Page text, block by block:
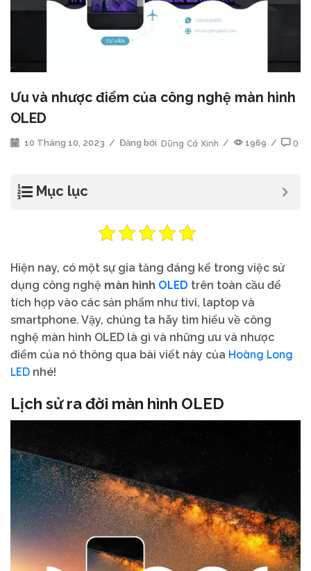
Ưu và nhược điểm của công nghệ màn hình
OLED
10 Tháng 10, 2023 / Đăng bởi Dũng Cá Xinh / 1969 / 0
Mục lục
Hiện nay, có một sự gia tăng đáng kể trong việc sử
dụng công nghệ màn hình OLED trên toàn cầu để
tích hợp vào các sản phẩm như tivi, laptop và
smartphone. Vậy, chúng ta hãy tìm hiểu về công
nghệ màn hình OLED là gì và những ưu và nhược
điểm của nó thông qua bài viết này của Hoàng Long
LED nhé!
Lịch sử ra đời màn hình OLED